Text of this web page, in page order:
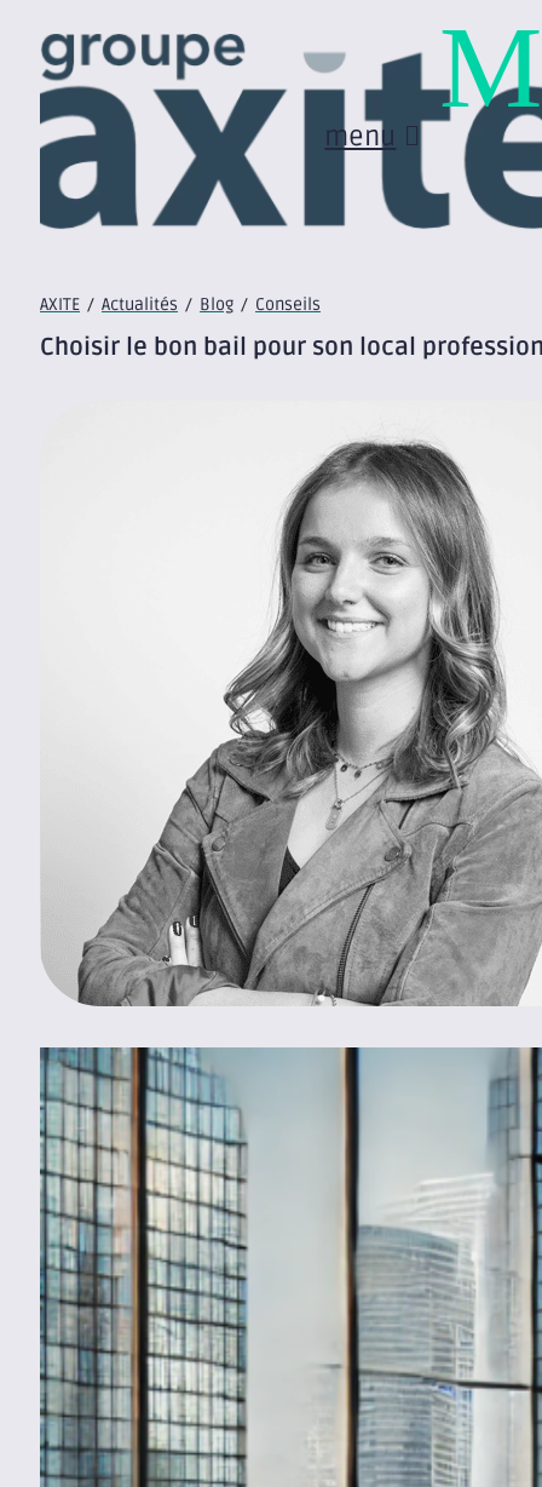
menu
AXITE / Actualités / Blog / Conseils
Choisir le bon bail pour son local
BONNICHON
Chargée de marketing et communication
M